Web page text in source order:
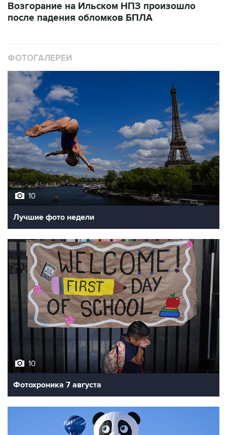
Возгорание на Ильском НПЗ произошло
после падения обломков БПЛА
ФОТОГАЛЕРЕИ
10
Лучшие фото недели
10
Фотохроника 7 августа